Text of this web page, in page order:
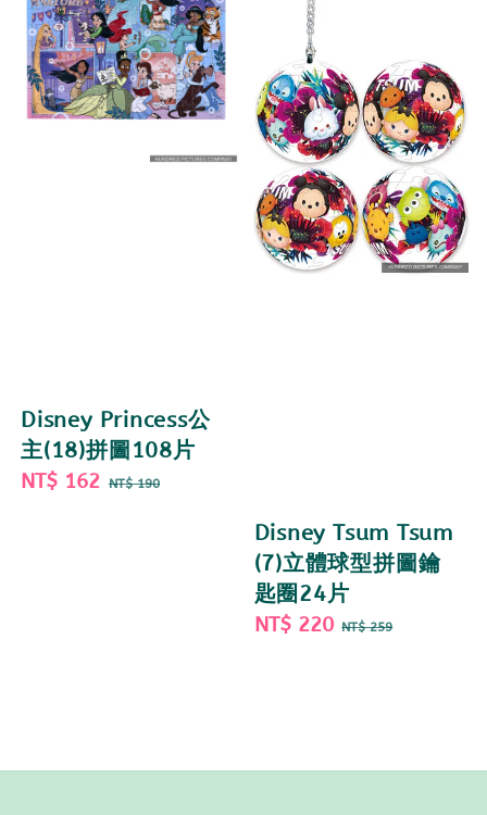
Disney Princess公
主(18)拼圖108片
Sale
NT$ 162 Regular
NT$ 190
Disney Tsum Tsum
(7)立體球型拼圖鑰
匙圈24片
Sale
NT$ 220 Regular
NT$ 259